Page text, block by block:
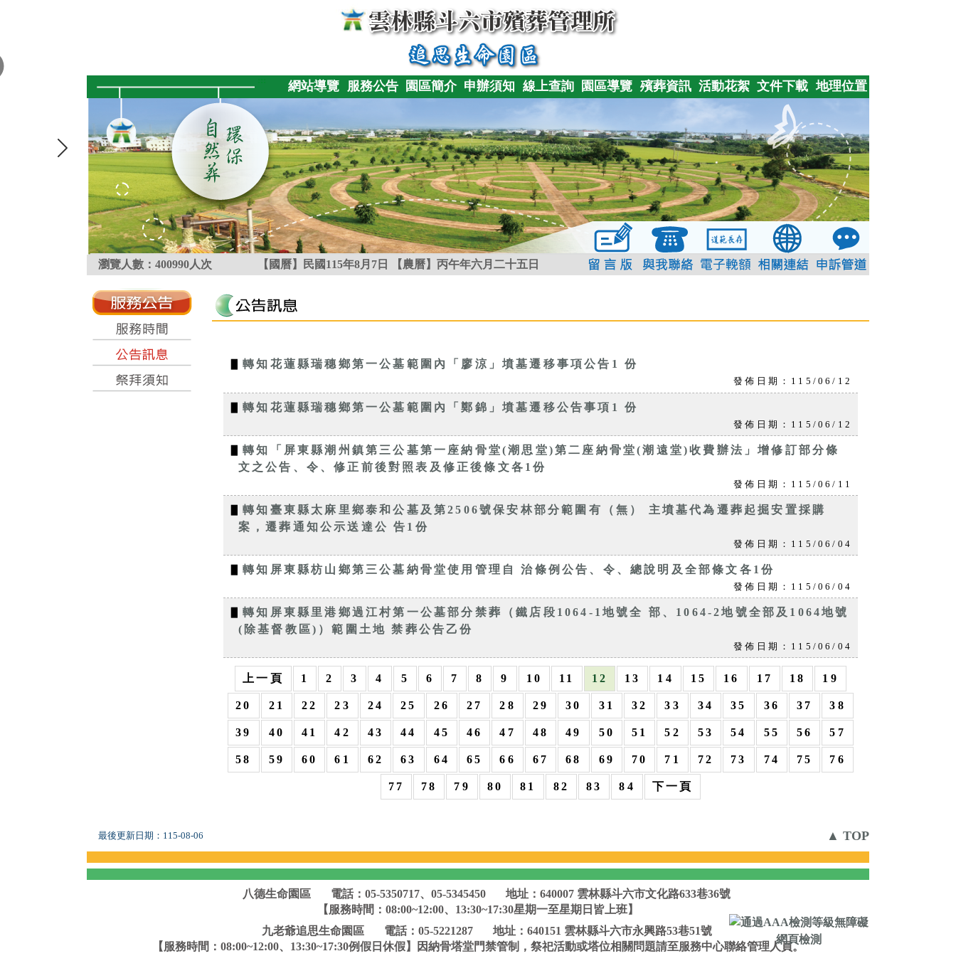
網站導覽 服務公告 園區簡介 申辦須知 線上查詢 園區導覽 殯葬資訊 活動花絮 文件下載 地理位置
瀏覽人數： 400990人次 【國曆】民國115年8月7日 【農曆】丙午年六月二十五日
▋轉知花蓮縣瑞穗鄉第一公墓範圍內「廖涼」墳墓遷移事項公告1 份
發佈日期：115/06/12
▋轉知花蓮縣瑞穗鄉第一公墓範圍內「鄭錦」墳墓遷移公告事項1 份
發佈日期：115/06/12
▋轉知「屏東縣潮州鎮第三公墓第一座納骨堂(潮思堂)第二座納骨堂(潮遠堂)收費辦法」增修訂部分條
文之公告、令、修正前後對照表及修正後條文各1份
發佈日期：115/06/11
▋轉知臺東縣太麻里鄉泰和公墓及第2506號保安林部分範圍有（無） 主墳墓代為遷葬起掘安置採購
案，遷葬通知公示送達公 告1份
發佈日期：115/06/04
▋轉知屏東縣枋山鄉第三公墓納骨堂使用管理自 治條例公告、令、總說明及全部條文各1份
發佈日期：115/06/04
▋轉知屏東縣里港鄉過江村第一公墓部分禁葬（鐵店段1064-1地號全 部、1064-2地號全部及1064地號
(除基督教區)）範圍土地 禁葬公告乙份
發佈日期：115/06/04
上一頁 1 2 3 4 5 6 7 8 9 10 11 12 13 14 15 16 17 18 19
20 21 22 23 24 25 26 27 28 29 30 31 32 33 34 35 36 37 38
39 40 41 42 43 44 45 46 47 48 49 50 51 52 53 54 55 56 57
58 59 60 61 62 63 64 65 66 67 68 69 70 71 72 73 74 75 76
77 78 79 80 81 82 83 84 下一頁
最後更新日期： 115-08-06 ▲ TOP
八德生命園區 電話：05-5350717、05-5345450
地址：640007 雲林縣斗六市文化路633巷36號
【服務時間：08:00~12:00、13:30~17:30星期一至星期日皆上班】
九老爺追思生命園區
電話：05-5221287
地址：640151 雲林縣斗六市永興路53巷51號
【服務時間：08:00~12:00、13:30~17:30例假日休假】因納骨塔堂門禁管制，祭祀活動或塔位相關問題請至服務中心聯絡管理人員。